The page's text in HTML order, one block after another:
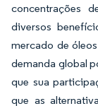
concentrações
diversos
mercado de
demanda global
que sua
que as